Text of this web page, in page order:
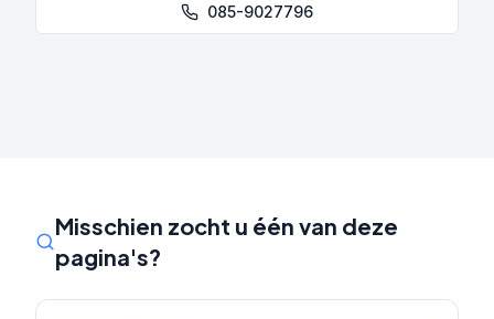
085-9027796
Misschien zocht u één van deze
pagina's?